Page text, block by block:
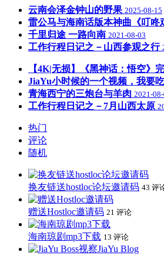
云南会泽金钟山的野果 2025-08-15
雷公马与海南话版本神曲《叮咚
千里归途 一路向南 2021-08-03
工作行程日记之－山西参观之行
【4K|无损】《黑神话：悟空》
JiaYu小时候的一个视频，我要
青海西宁的三炮台与羊肉 2021-
工作行程日记之－7月山西太原
热门
评论
随机
换友链送hostloc论坛邀请码 43 评
赠送Hostloc邀请码 21 评论
海南琼剧mp3下载 13 评论